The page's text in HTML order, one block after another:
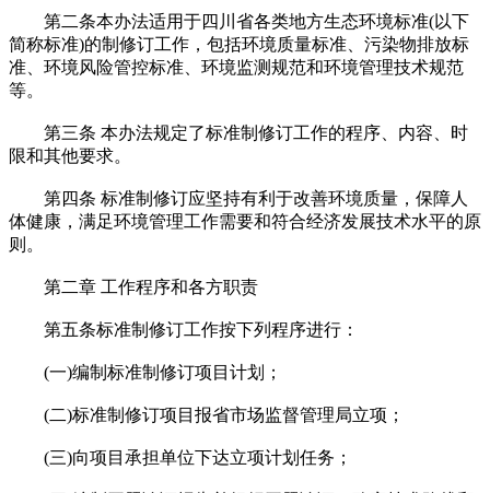
第二条本办法适用于四川省各类地方生态环境标准(以下
简称标准)的制修订工作，包括环境质量标准、污染物排放标
准、环境风险管控标准、环境监测规范和环境管理技术规范
等。
第三条 本办法规定了标准制修订工作的程序、内容、时
限和其他要求。
第四条 标准制修订应坚持有利于改善环境质量，保障人
体健康，满足环境管理工作需要和符合经济发展技术水平的原
则。
第二章 工作程序和各方职责
第五条标准制修订工作按下列程序进行：
(一)编制标准制修订项目计划；
(二)标准制修订项目报省市场监督管理局立项；
(三)向项目承担单位下达立项计划任务；